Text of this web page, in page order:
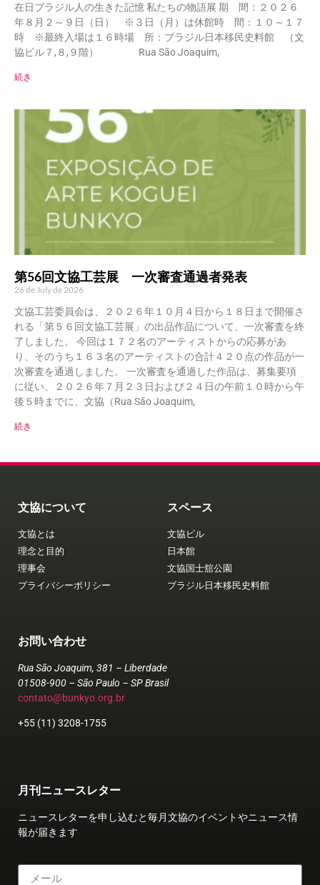
在日ブラジル人の生きた記憶 私たちの物語展 期 間：２０２６
年８月２～９日（日） ※３日（月）は休館時 間：１０～１７
時 ※最終入場は１６時場 所：ブラジル日本移民史料館 （文
協ビル７,８,９階） Rua São Joaquim,
続き
第56回文協工芸展 一次審査通過者発表
26 de July de 2026
文協工芸委員会は、２０２６年１０月４日から１８日まで開催さ
れる「第５６回文協工芸展」の出品作品について、一次審査を終
了しました。 今回は１７２名のアーティストからの応募があ
り、そのうち１６３名のアーティストの合計４２０点の作品が一
次審査を通過しました。 一次審査を通過した作品は、募集要項
に従い、２０２６年７月２３日および２４日の午前１０時から午
後５時までに、文協（Rua São Joaquim,
続き
文協について
文協とは
理念と目的
理事会
プライバシーポリシー
スペース
文協ビル
日本館
文協国士舘公園
ブラジル日本移民史料館
お問い合わせ
Rua São Joaquim, 381 – Liberdade
01508-900 – São Paulo – SP Brasil
contato@bunkyo.org.br
+55 (11) 3208-1755
月刊ニュースレター
ニュースレターを申し込むと毎月文協のイベントやニュース情
報が届きます